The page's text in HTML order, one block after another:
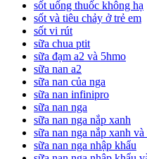
sốt uống thuốc không hạ
sốt và tiêu chảy ở trẻ em
sốt vi rút
sữa chua ptit
sữa đạm a2 và 5hmo
sữa nan a2
sữa nan của nga
sữa nan infinipro
sữa nan nga
sữa nan nga nắp xanh
sữa nan nga nắp xanh
sữa nan nga nhập khẩu